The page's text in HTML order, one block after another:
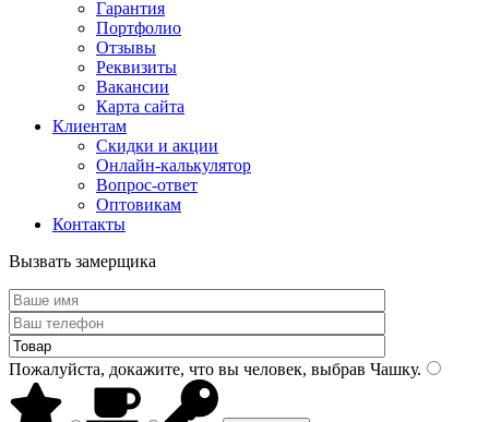
Гарантия
Портфолио
Отзывы
Реквизиты
Вакансии
Карта сайта
Клиентам
Скидки и акции
Онлайн-калькулятор
Вопрос-ответ
Оптовикам
Контакты
Вызвать замерщика
Пожалуйста, докажите, что вы человек, выбрав Чашку.